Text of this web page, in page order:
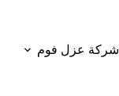
شركة عزل فوم